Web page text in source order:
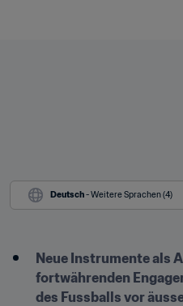
Deutsch - Weitere Sprachen (4)
Neue Instrumente als
fortwährenden
des Fussballs vor